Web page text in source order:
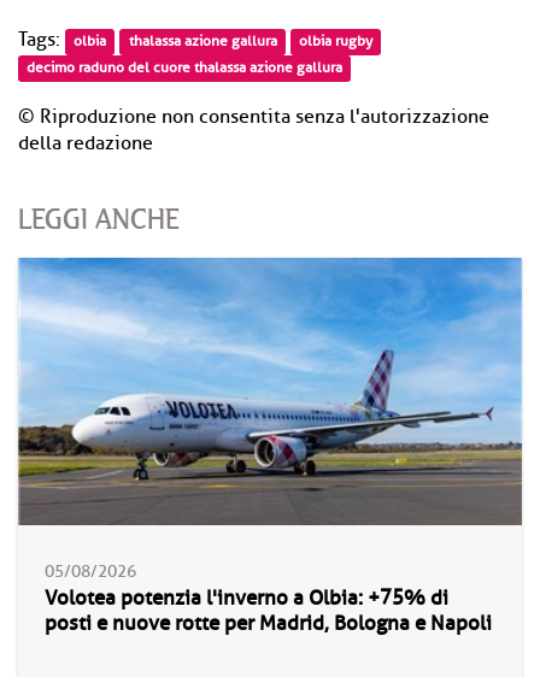
Tags: olbia thalassa azione gallura
olbia rugby
decimo raduno del cuore thalassa azione gallura
© Riproduzione non consentita senza l'autorizzazione
della redazione
LEGGI ANCHE
05/08/2026
Volotea potenzia l'inverno a Olbia: +75% di
posti e nuove rotte per Madrid, Bologna e Napoli